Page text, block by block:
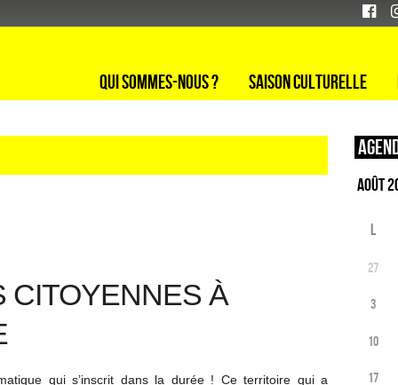
Qui sommes-nous ? Saison culturelle
CITOYENNES À
qui s’inscrit dans la durée ! Ce territoire qui a
L
27
3
10
17